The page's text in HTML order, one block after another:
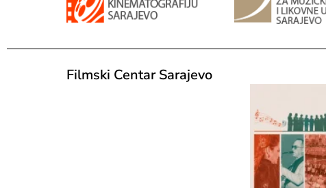
Filmski Centar Sarajevo